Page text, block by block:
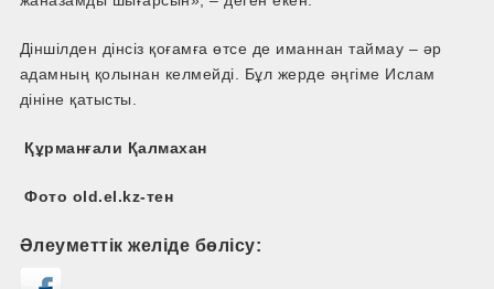
Діншілден дінсіз қоғамға өтсе де иманнан таймау – әр
адамның қолынан келмейді. Бұл жерде әңгіме Ислам
дініне қатысты.
Құрманғали Қалмахан
Фото оld.el.kz-тен
Әлеуметтік желіде бөлісу: